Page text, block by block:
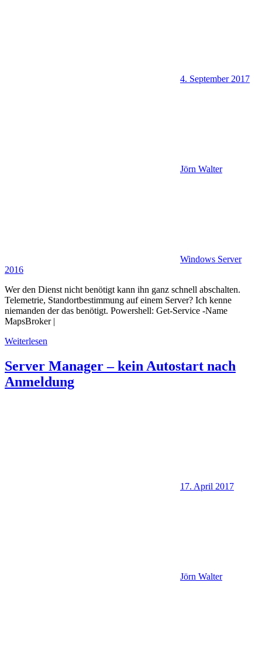
4. September 2017
Jörn Walter
Windows Server
2016
Wer den Dienst nicht benötigt kann ihn ganz schnell abschalten.
Telemetrie, Standortbestimmung auf einem Server? Ich kenne
niemanden der das benötigt. Powershell: Get-Service -Name
MapsBroker |
Weiterlesen
Server Manager – kein Autostart nach
Anmeldung
17. April 2017
Jörn Walter